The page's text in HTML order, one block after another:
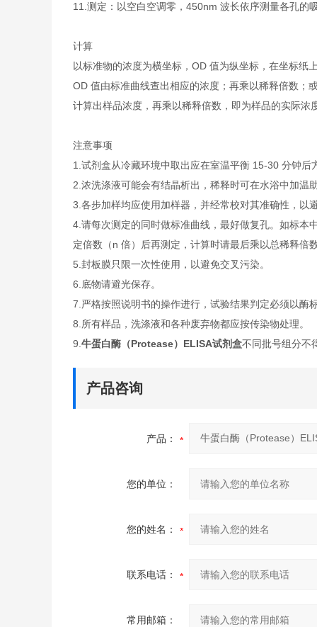
11.测定：以空白空调零，450nm 波长依序测量各孔的
计算
以标准物的浓度为横坐标，OD 值为纵坐标，在坐标纸
OD 值由标准曲线查出相应的浓度；再乘以稀释倍数；
计算出样品浓度，再乘以稀释倍数，即为样品的实际浓
注意事项
1.试剂盒从冷藏环境中取出应在室温平衡 15-30 分钟
2.浓洗涤液可能会有结晶析出，稀释时可在水浴中加温
3.各步加样均应使用加样器，并经常校对其准确性，以
4.请每次测定的同时做标准曲线，最好做复孔。如标本
定倍数（n 倍）后再测定，计算时请最后乘以总稀释倍
5.封板膜只限一次性使用，以避免交叉污染。
6.底物请避光保存。
7.严格按照说明书的操作进行，试验结果判定必须以酶
8.所有样品，洗涤液和各种废弃物都应按传染物处理。
9. 牛蛋白酶（Protease）ELISA试剂盒不同批号组分不
产品咨询
产品：
您的单位：
您的姓名：
联系电话：
常用邮箱：